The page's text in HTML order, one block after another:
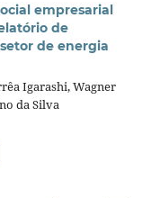
empresarial
de
de energia
Igarashi, Wagner
da Silva